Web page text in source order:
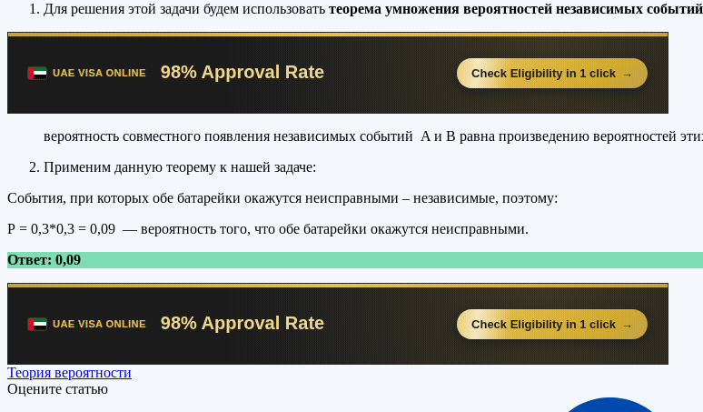
Для решения этой задачи будем использовать теорема умножения вероятностей независимых событий
вероятность совместного появления независимых событий A и B равна произведению вероятностей
Применим данную теорему к нашей задаче:
События, при которых обе батарейки окажутся неисправными – независимые, поэтому:
Р = 0,3*0,3 = 0,09 — вероятность того, что обе батарейки окажутся неисправными.
Ответ: 0,09
Теория вероятности
Оцените статью